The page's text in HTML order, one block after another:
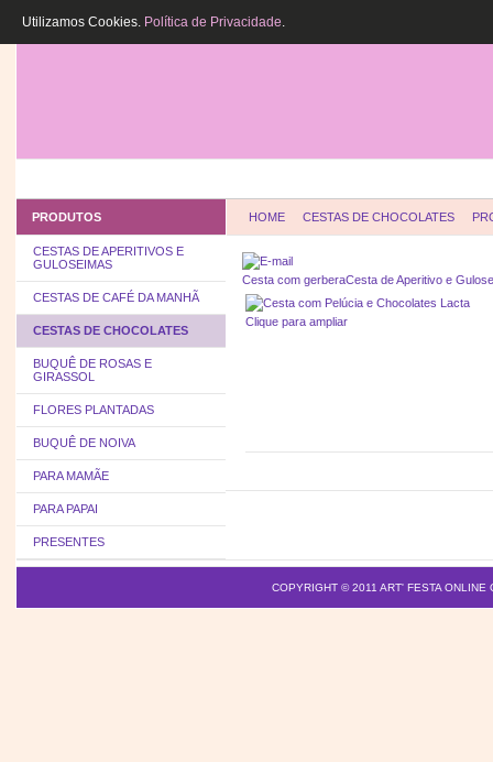
HOME CESTAS DE CHOCOLATES
Cesta com gerberaCesta de Aperitivo e
Clique para ampliar
PRODUTOS
CESTAS DE APERITIVOS E
GULOSEIMAS
CESTAS DE CAFÉ DA MANHÃ
CESTAS DE CHOCOLATES
BUQUÊ DE ROSAS E
GIRASSOL
FLORES PLANTADAS
BUQUÊ DE NOIVA
PARA MAMÃE
PARA PAPAI
PRESENTES
COPYRIGHT © 2011 ART' FESTA ONLINE
Utilizamos Cookies. Política de Privacidade.